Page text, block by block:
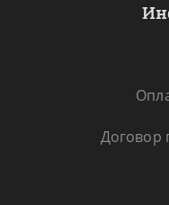
Договор